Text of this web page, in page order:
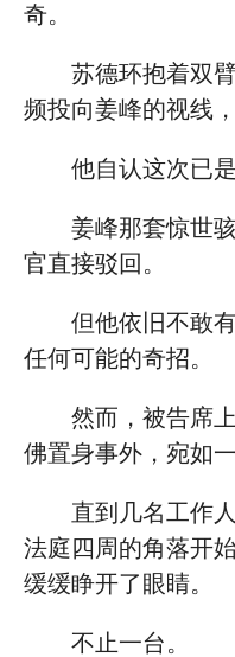
奇。
苏德环抱着双
频投向姜峰的视线
他自认这次已
姜峰那套惊世
官直接驳回。
但他依旧不敢
任何可能的奇招。
然而，被告席
佛置身事外，宛如
直到几名工作
法庭四周的角落开
缓缓睁开了眼睛。
不止一台。